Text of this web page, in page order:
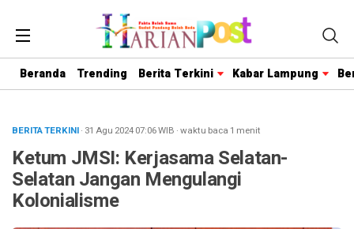
Beranda Trending Berita Terkini Kabar Lampung
BERITA TERKINI· 31 Agu 202407:06WIB ·waktu baca 1 menit
Ketum JMSI: Kerjasama Selatan-
Selatan Jangan Mengulangi
Kolonialisme